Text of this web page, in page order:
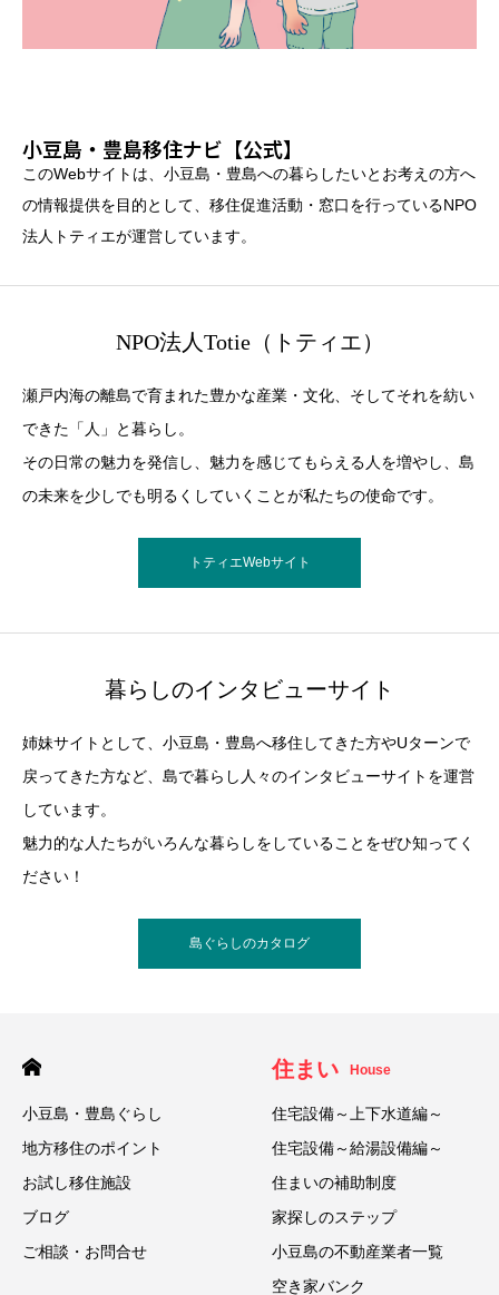
小豆島・豊島移住ナビ【公式】
このWebサイトは、小豆島・豊島への暮らしたいとお考えの方へ
の情報提供を目的として、移住促進活動・窓口を行っているNPO
法人トティエが運営しています。
NPO法人Totie（トティエ）
瀬戸内海の離島で育まれた豊かな産業・文化、そしてそれを紡い
できた「人」と暮らし。
その日常の魅力を発信し、魅力を感じてもらえる人を増やし、島
の未来を少しでも明るくしていくことが私たちの使命です。
トティエWebサイト
暮らしのインタビューサイト
姉妹サイトとして、小豆島・豊島へ移住してきた方やUターンで
戻ってきた方など、島で暮らし人々のインタビューサイトを運営
しています。
魅力的な人たちがいろんな暮らしをしていることをぜひ知ってく
ださい！
島ぐらしのカタログ
小豆島・豊島ぐらし
地方移住のポイント
お試し移住施設
ブログ
ご相談・お問合せ
住まい House
住宅設備～上下水道編～
住宅設備～給湯設備編～
住まいの補助制度
家探しのステップ
小豆島の不動産業者一覧
空き家バンク